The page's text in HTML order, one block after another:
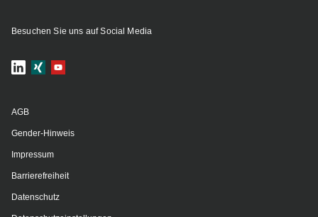
Besuchen Sie uns auf Social Media
AGB
Gender-Hinweis
Impressum
Barrierefreiheit
Datenschutz